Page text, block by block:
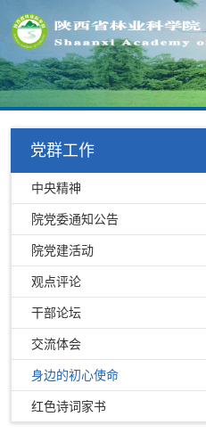
党群工作
中央精神
院党委通知公告
院党建活动
观点评论
干部论坛
交流体会
身边的初心使命
红色诗词家书